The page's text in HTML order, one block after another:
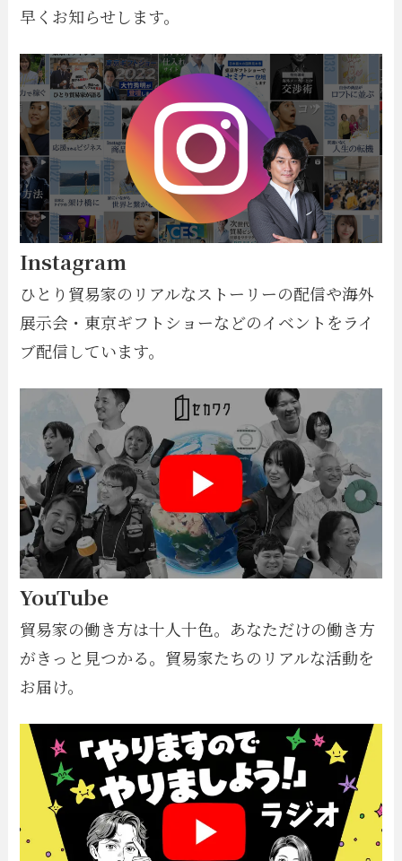
早くお知らせします。
Instagram
ひとり貿易家のリアルなストーリーの配信や海外
展示会・東京ギフトショーなどのイベントをライ
ブ配信しています。
YouTube
貿易家の働き方は十人十色。あなただけの働き方
がきっと見つかる。貿易家たちのリアルな活動を
お届け。